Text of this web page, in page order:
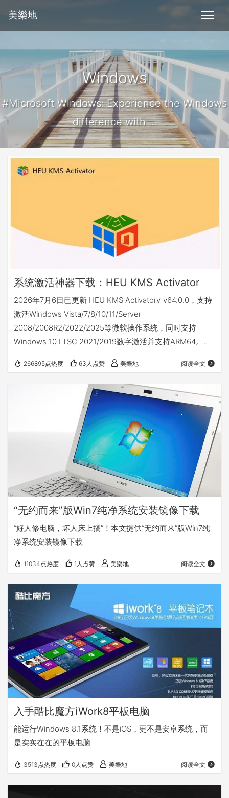
美樂地
Windows
#Microsoft Windows: Experience the Windows
difference with ...
系统激活神器下载：HEU KMS Activator
2026年7月6日已更新 HEU KMS Activatorv_v64.0.0，支持
激活Windows Vista/7/8/10/11/Server
2008/2008R2/2022/2025等微软操作系统，同时支持
Windows 10 LTSC 2021/2019数字激活并支持ARM64。另
2024/2021/2019/2016/2013/Microsoft 365等版本。
266895点热度 63人点赞 美樂地 阅读全文
“无约而来”版Win7纯净系统安装镜像下载
“好人修电脑，坏人床上搞”！本文提供“无约而来”版Win7纯
净系统安装镜像下载
11034点热度 1人点赞 美樂地 阅读全文
入手酷比魔方iWork8平板电脑
能运行Windows 8.1系统！不是iOS，更不是安卓系统，而
是实实在在的平板电脑
3513点热度 0人点赞 美樂地 阅读全文